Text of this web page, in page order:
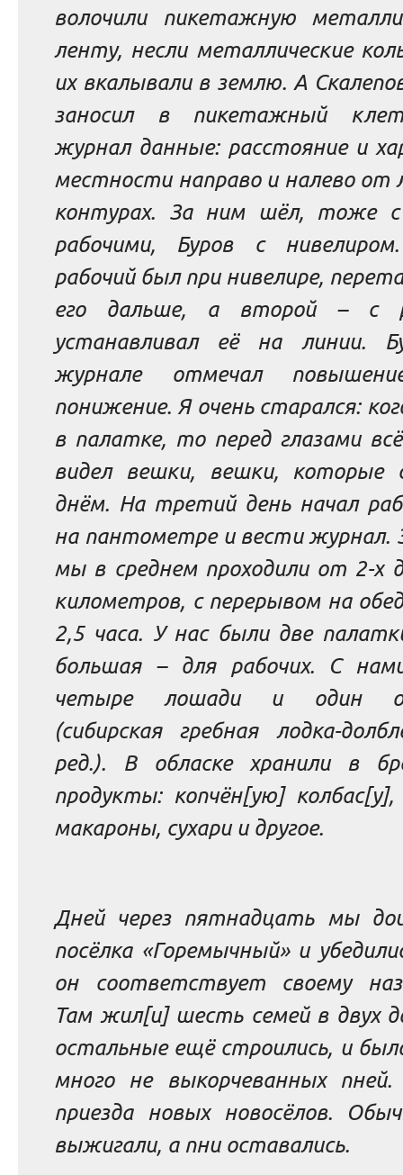
волочили пикетажную
ленту, несли металлические
их вкалывали в землю. А
заносил в пикетажный
журнал данные: расстояние и
местности направо и налево от
контурах. За ним шёл, тоже с
рабочими, Буров с
рабочий был при нивелире,
его дальше, а второй – с
устанавливал её на линии.
журнале отмечал
понижение. Я очень старался:
в палатке, то перед глазами
видел вешки, вешки, которые
днём. На третий день начал
на пантометре и вести журнал.
мы в среднем проходили от 2-х
километров, с перерывом на
2,5 часа. У нас были две
большая – для рабочих. С
четыре лошади и один
(сибирская гребная лодка-
ред.). В обласке хранили в
продукты: копчён[ую] колбас[у],
макароны, сухари и другое.
Дней через пятнадцать мы
посёлка «Горемычный» и
он соответствует своему
Там жил[и] шесть семей в двух
остальные ещё строились, и
много не выкорчеванных
приезда новых новосёлов.
выжигали, а пни оставались.